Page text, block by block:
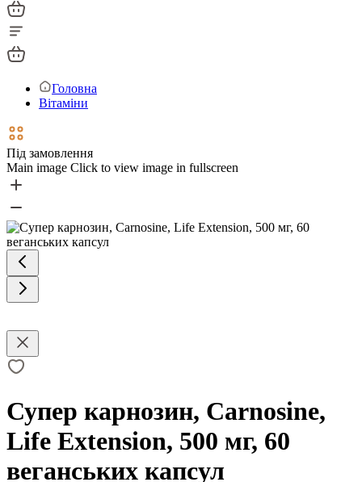
Головна
Вітаміни
Під замовлення
Main image Click to view image in fullscreen
Супер карнозин, Carnosine,
Life Extension, 500 мг, 60
веганських капсул